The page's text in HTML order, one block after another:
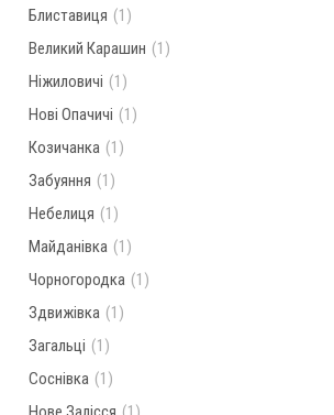
Блиставиця (1)
Великий Карашин (1)
Ніжиловичі (1)
Нові Опачичі (1)
Козичанка (1)
Забуяння (1)
Небелиця (1)
Майданівка (1)
Чорногородка (1)
Здвижівка (1)
Загальці (1)
Соснівка (1)